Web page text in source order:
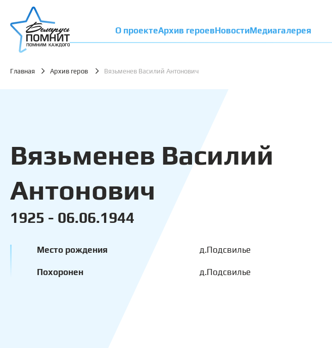
О проектеАрхив героевНовостиМедиагалерея
Главная Архив геров Вязьменев Василий Антонович
Вязьменев Василий
Антонович
1925 - 06.06.1944
Место рождения д.Подсвилье
Похоронен д.Подсвилье